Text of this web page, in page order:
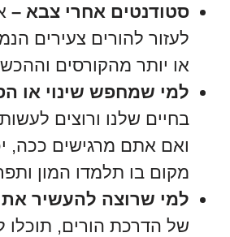
סטודנטים אחרי צבא –
לעזור להורים צעירים
או יותר מהקורסים
למי שמחפש שינוי או
בחיים שלנו ורוצים
ואם אתם מרגישים ככה,
מקום בו תלמדו המון
למי שרוצה להעשיר את
של הדרכת הורים,